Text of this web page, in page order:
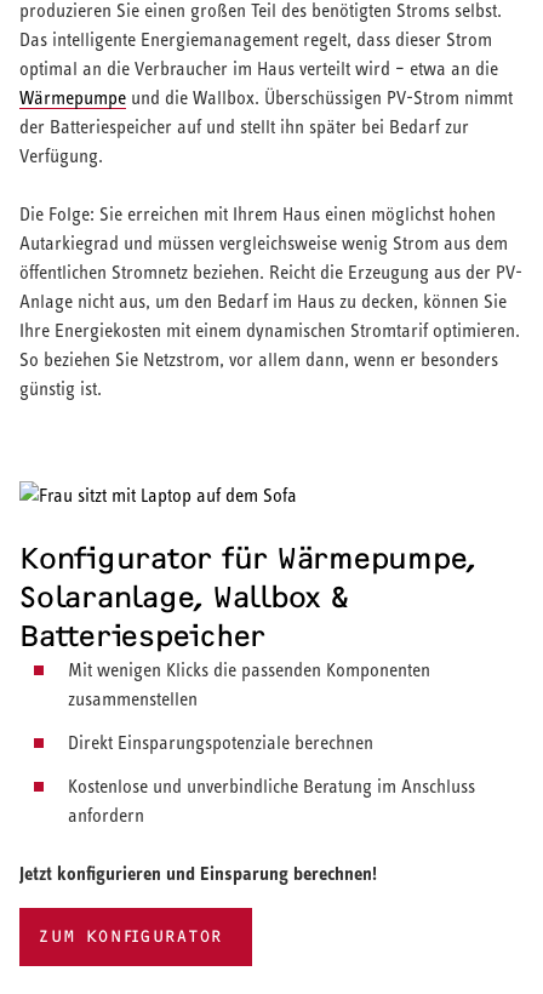
produzieren Sie einen großen Teil des benötigten Stroms selbst.
Das intelligente Energiemanagement regelt, dass dieser Strom
optimal an die Verbraucher im Haus verteilt wird – etwa an die
Wärmepumpe und die Wallbox. Überschüssigen PV-Strom nimmt
der Batteriespeicher auf und stellt ihn später bei Bedarf zur
Verfügung.
Die Folge: Sie erreichen mit Ihrem Haus einen möglichst hohen
Autarkiegrad und müssen vergleichsweise wenig Strom aus dem
öffentlichen Stromnetz beziehen. Reicht die Erzeugung aus der PV-
Anlage nicht aus, um den Bedarf im Haus zu decken, können Sie
Ihre Energiekosten mit einem dynamischen Stromtarif optimieren.
So beziehen Sie Netzstrom, vor allem dann, wenn er besonders
günstig ist.
Konfigurator für Wärmepumpe,
Solaranlage, Wallbox &
Batteriespeicher
Mit wenigen Klicks die passenden Komponenten
zusammenstellen
Direkt Einsparungspotenziale berechnen
Kostenlose und unverbindliche Beratung im Anschluss
anfordern
Jetzt konfigurieren und Einsparung berechnen!
ZUM KONFIGURATOR